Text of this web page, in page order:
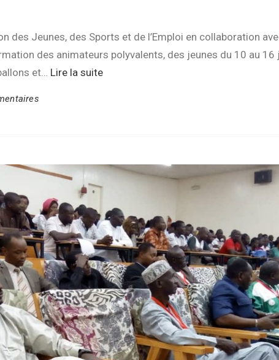
des Jeunes, des Sports et de l’Emploi en collaboration
des animateurs polyvalents, des jeunes du 10 au 16
et… Lire la suite